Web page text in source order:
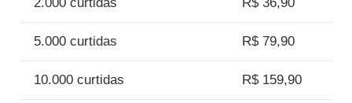
5.000 curtidas R$ 79,90
10.000 curtidas R$ 159,90